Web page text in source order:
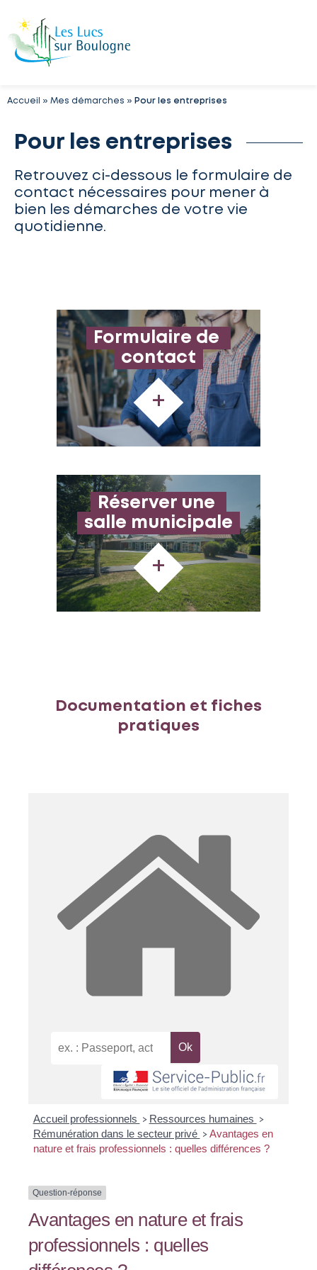
Accueil » Mes démarches » Pour les entreprises
Pour les entreprises
Retrouvez ci-dessous le formulaire de
contact nécessaires pour mener à
bien les démarches de votre vie
quotidienne.
Formulaire de
contact
+
Réserver une
salle municipale
+
Documentation et fiches
pratiques
Accueil professionnels > Ressources humaines >
Rémunération dans le secteur privé > Avantages en
nature et frais professionnels : quelles différences ?
Question-réponse
Avantages en nature et frais
professionnels : quelles